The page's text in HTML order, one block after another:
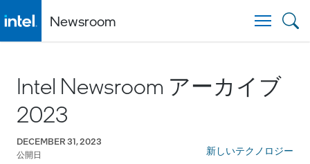
Newsroom
Intel Newsroom アーカイブ
2023
DECEMBER 31, 2023
公開日
新しいテクノロジー